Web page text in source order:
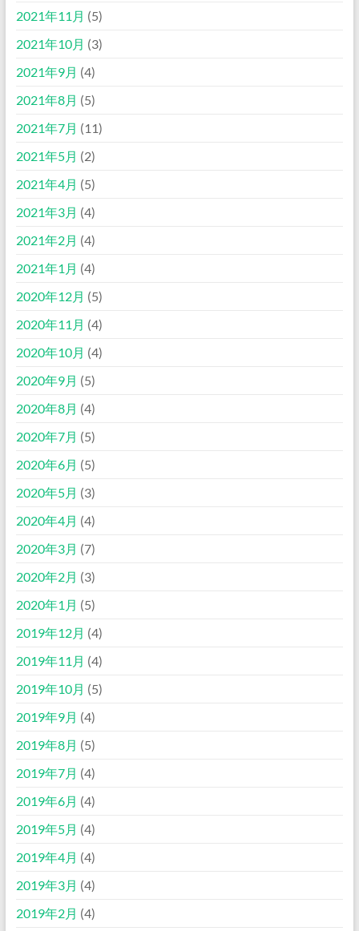
2021年11月 (5)
2021年10月 (3)
2021年9月 (4)
2021年8月 (5)
2021年7月 (11)
2021年5月 (2)
2021年4月 (5)
2021年3月 (4)
2021年2月 (4)
2021年1月 (4)
2020年12月 (5)
2020年11月 (4)
2020年10月 (4)
2020年9月 (5)
2020年8月 (4)
2020年7月 (5)
2020年6月 (5)
2020年5月 (3)
2020年4月 (4)
2020年3月 (7)
2020年2月 (3)
2020年1月 (5)
2019年12月 (4)
2019年11月 (4)
2019年10月 (5)
2019年9月 (4)
2019年8月 (5)
2019年7月 (4)
2019年6月 (4)
2019年5月 (4)
2019年4月 (4)
2019年3月 (4)
2019年2月 (4)